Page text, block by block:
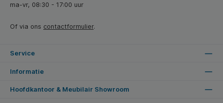
ma-vr, 08:30 - 17:00 uur
Of via ons contactformulier.
Service
Informatie
Hoofdkantoor & Meubilair Showroom